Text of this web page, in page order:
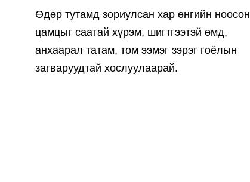
Өдөр тутамд зориулсан хар өнгийн ноосон
цамцыг саатай хүрэм, шигтгээтэй өмд,
анхаарал татам, том ээмэг зэрэг гоёлын
загваруудтай хослуулаарай.